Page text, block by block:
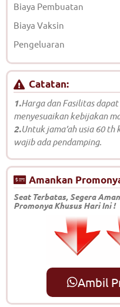
Biaya Pembuatan
Biaya Vaksin
Pengeluaran
Catatan:
1.Harga dan Fasilitas
menyesuaikan kebijakan
2.Untuk jama’ah usia 60
wajib ada pendamping.
Amankan
Seat Terbatas, Segera
Promonya Khusus Hari Ini !
Ambil